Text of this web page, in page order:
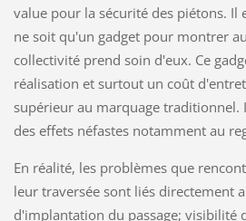
value pour la sécurité des piétons. Il
ne soit qu'un gadget pour montrer
collectivité prend soin d'eux. Ce
réalisation et surtout un coût
supérieur au marquage traditionnel.
des effets néfastes notamment au
En réalité, les problèmes que
leur traversée sont liés directement
d'implantation du passage; visibilité